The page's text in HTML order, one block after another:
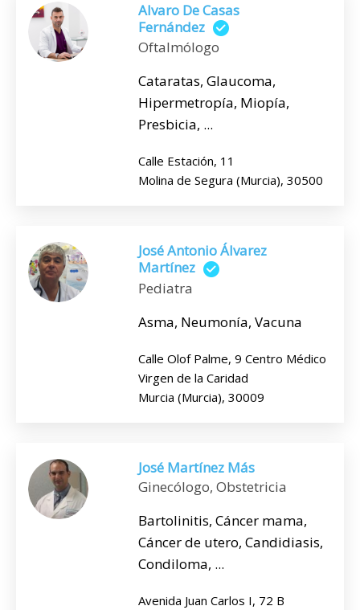
Alvaro De Casas
Fernández
Oftalmólogo
Cataratas, Glaucoma,
Hipermetropía, Miopía,
Presbicia, ...
Calle Estación, 11
Molina de Segura (Murcia), 30500
José Antonio Álvarez
Martínez
Pediatra
Asma, Neumonía, Vacuna
Calle Olof Palme, 9 Centro Médico
Virgen de la Caridad
Murcia (Murcia), 30009
José Martínez Más
Ginecólogo, Obstetricia
Bartolinitis, Cáncer mama,
Cáncer de utero, Candidiasis,
Condiloma, ...
Avenida Juan Carlos I, 72 B